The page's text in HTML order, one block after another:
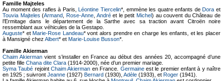
Famille Majteles
Au moment des rafles à Paris,Léontine Tiercelin*, emmène les quatre enfants deDora et
Touvia Majteles (Armand Rose-Anne, Andréet le petit Michel) au couvent du Château de
l’Ermitage dans le département de la Sarthe avec sa traction avant Citroën noire
ressemblant aux véhicules de la Gestapo.
Auguste* etMarie-Rose Landeau* vont alors prendre en charge les enfants, et les placer
à Mansigné chez Albert* et Marie-Louise Busson*.
Famille Akierman
Chaim Akierman vient s’installer en France au début des années 20, accompagné d’une
petite fille Chana dite Clara (1914-2000), née d’un premier mariage.
Syma Taubé rejointChaim Akierman en France. Germaineest le premier enfant à y naître
en 1925 ; suivront Jeanne (1927) Bernard (1930), Adèle (1933), et Roger (1941).